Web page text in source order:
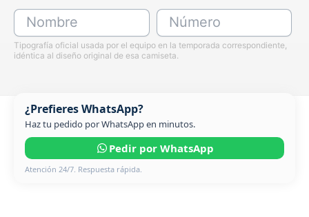
Nombre Número
Tipografía oficial usada por el equipo en la temporada correspondiente,
idéntica al diseño original de esa camiseta.
¿Prefieres WhatsApp?
Haz tu pedido por WhatsApp en minutos.
Pedir por WhatsApp
Atención 24/7. Respuesta rápida.